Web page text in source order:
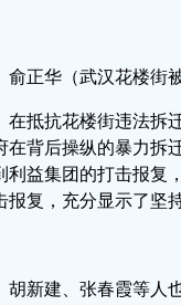
俞正华（武汉花楼街
在抵抗花楼街违法拆
在背后操纵的暴力拆
利益集团的打击报复
报复，充分显示了坚
胡新建、张春霞等人